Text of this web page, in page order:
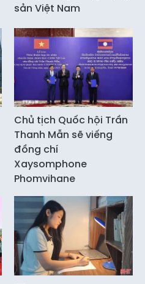
sản Việt Nam
Chủ tịch Quốc hội Trần
Thanh Mẫn sẽ viếng
đồng chí
Xaysomphone
Phomvihane